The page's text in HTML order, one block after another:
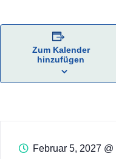
Zum Kalender
hinzufügen
Februar 5, 2027 @